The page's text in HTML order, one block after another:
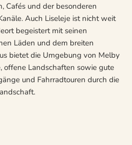
Cafés und der besonderen
Auch Liseleje ist nicht weit
begeistert mit seinen
Läden und dem breiten
bietet die Umgebung von Melby
offene Landschaften sowie gute
und Fahrradtouren durch die